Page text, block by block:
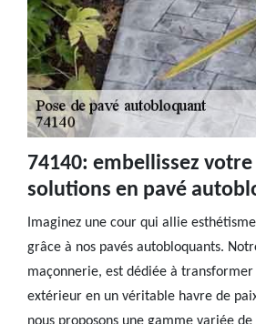
74140: embellissez
solutions en pavé
Imaginez une cour qui allie
grâce à nos pavés autobloquants.
maçonnerie, est dédiée à transformer
extérieur en un véritable havre de